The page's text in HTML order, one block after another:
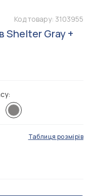
Код товару: 3103955
Shelter Gray +
Таблиця розмірів